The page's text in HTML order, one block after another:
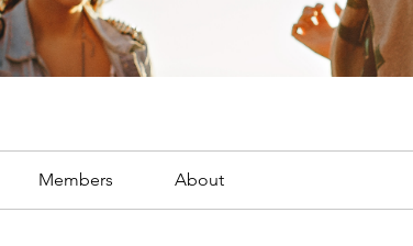
Members About